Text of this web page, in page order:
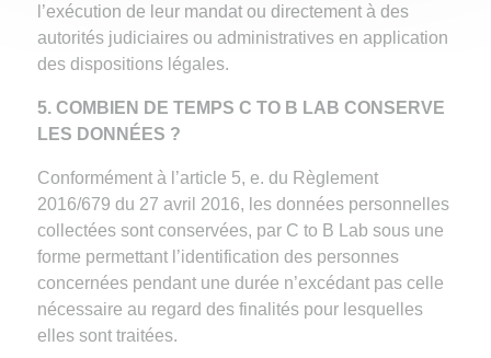
l’exécution de leur mandat ou directement à des
autorités judiciaires ou administratives en application
des dispositions légales.
5. COMBIEN DE TEMPS C TO B LAB CONSERVE
LES DONNÉES ?
Conformément à l’article 5, e. du Règlement
2016/679 du 27 avril 2016, les données personnelles
collectées sont conservées, par C to B Lab sous une
forme permettant l’identification des personnes
concernées pendant une durée n’excédant pas celle
nécessaire au regard des finalités pour lesquelles
elles sont traitées.